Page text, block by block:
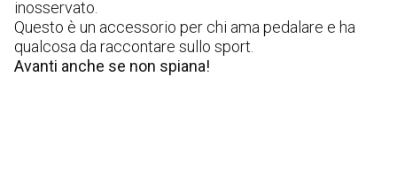
inosservato.
Questo è un accessorio per chi ama pedalare e ha
qualcosa da raccontare sullo sport.
Avanti anche se non spiana!